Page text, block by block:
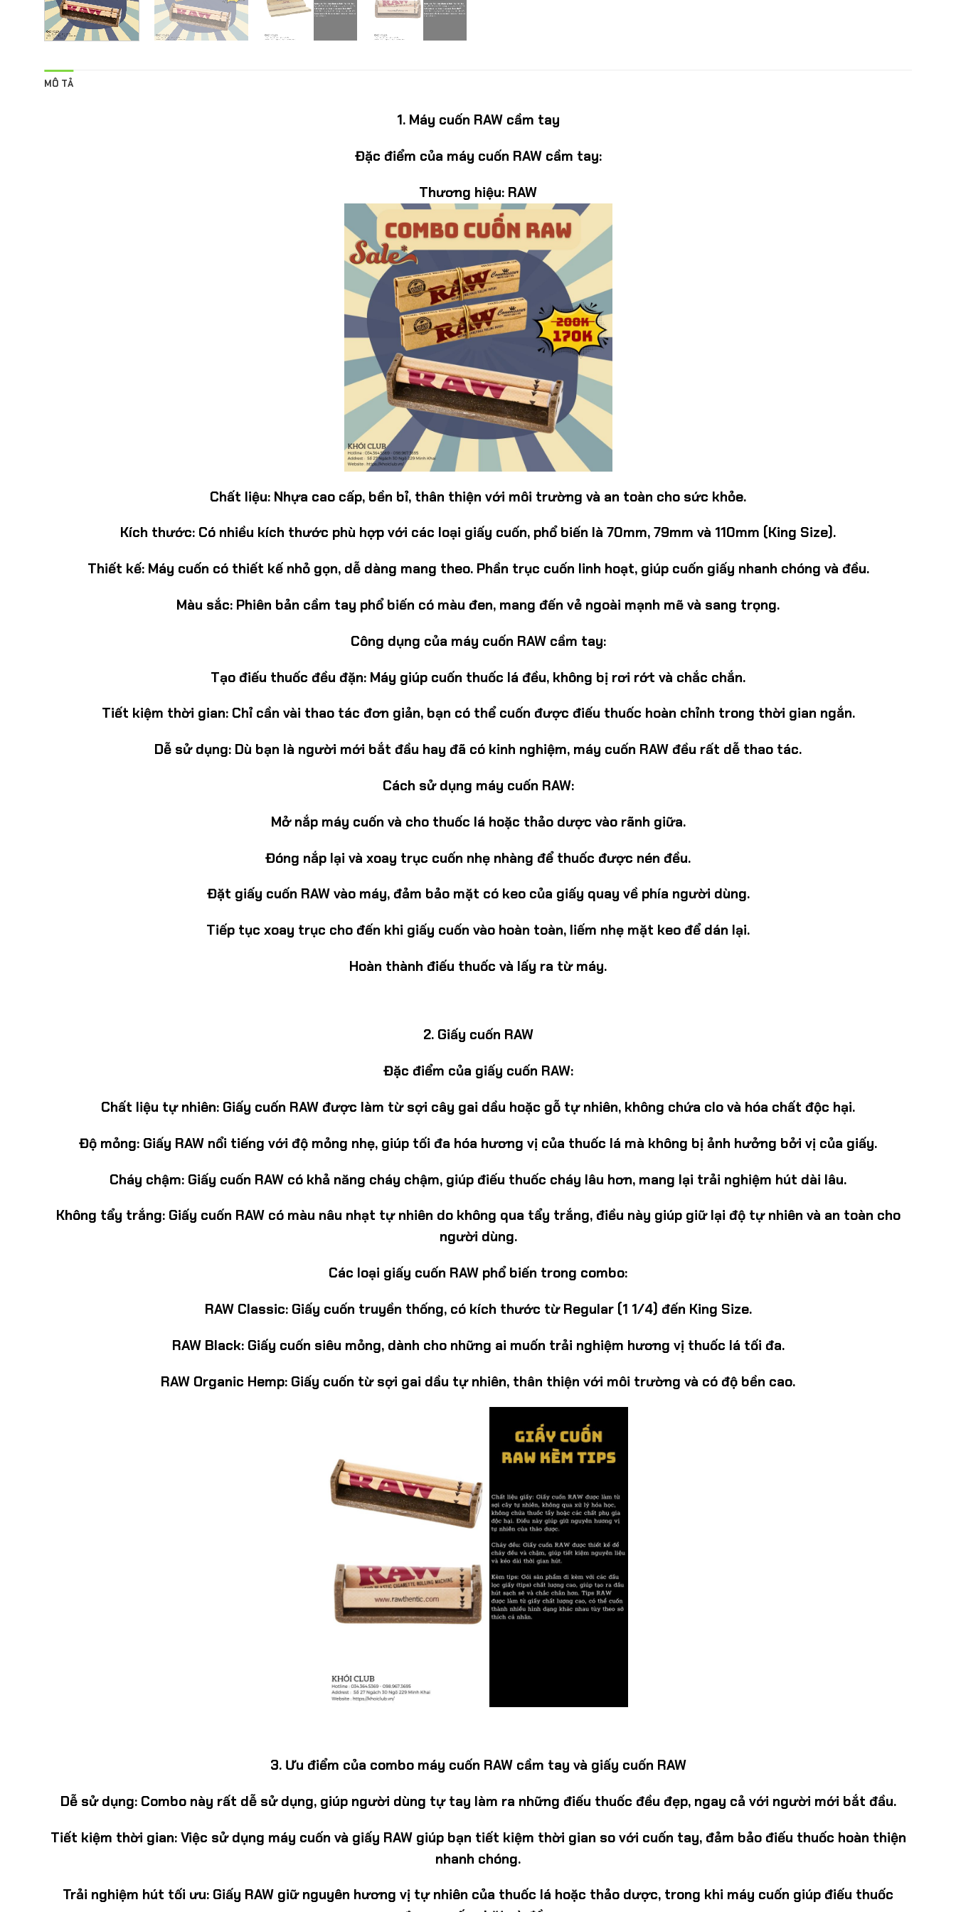
MÔ TẢ
1. Máy cuốn RAW cầm tay
Đặc điểm của máy cuốn RAW cầm tay:
Thương hiệu: RAW
Chất liệu: Nhựa cao cấp, bền bỉ, thân thiện với môi trường và an toàn cho sức khỏe.
Kích thước: Có nhiều kích thước phù hợp với các loại giấy cuốn, phổ biến là 70mm, 79mm và 110mm (King Size).
Thiết kế:Máy cuốn có thiết kế nhỏ gọn, dễ dàng mang theo. Phần trục cuốn linh hoạt, giúp cuốn giấy nhanh chóng và đều.
Màu sắc: Phiên bản cầm tay phổ biến có màu đen, mang đến vẻ ngoài mạnh mẽ và sang trọng.
Công dụng của máy cuốn RAW cầm tay:
Tạo điếu thuốc đều đặn: Máy giúp cuốn thuốc lá đều, không bị rơi rớt và chắc chắn.
Tiết kiệm thời gian:Chỉ cần vài thao tác đơn giản, bạn có thể cuốn được điếu thuốc hoàn chỉnh trong thời gian ngắn.
Dễ sử dụng: Dù bạn là người mới bắt đầu hay đã có kinh nghiệm, máy cuốn RAW đều rất dễ thao tác.
Cách sử dụng máy cuốn RAW:
Mở nắp máy cuốn và cho thuốc lá hoặc thảo dược vào rãnh giữa.
Đóng nắp lại và xoay trục cuốn nhẹ nhàng để thuốc được nén đều.
Đặt giấy cuốn RAW vào máy, đảm bảo mặt có keo của giấy quay về phía người dùng.
Tiếp tục xoay trục cho đến khi giấy cuốn vào hoàn toàn, liếm nhẹ mặt keo để dán lại.
Hoàn thành điếu thuốc và lấy ra từ máy.
2. Giấy cuốn RAW
Đặc điểm của giấy cuốn RAW:
Chất liệu tự nhiên: Giấy cuốn RAW được làm từ sợi cây gai dầu hoặc gỗ tự nhiên, không chứa clo và hóa chất độc hại.
Độ mỏng: Giấy RAW nổi tiếng với độ mỏng nhẹ, giúp tối đa hóa hương vị của thuốc lá mà không bị ảnh hưởng bởi vị của giấy.
Cháy chậm: Giấy cuốn RAW có khả năng cháy chậm, giúp điếu thuốc cháy lâu hơn, mang lại trải nghiệm hút dài lâu.
Không tẩy trắng:Giấy cuốn RAW có màu nâu nhạt tự nhiên do không qua tẩy trắng, điều này giúp giữ lại độ tự nhiên và an toàn cho
người dùng.
Các loại giấy cuốn RAW phổ biến trong combo:
RAW Classic:Giấy cuốn truyền thống, có kích thước từ Regular (1 1/4) đến King Size.
RAW Black:Giấy cuốn siêu mỏng, dành cho những ai muốn trải nghiệm hương vị thuốc lá tối đa.
RAW Organic Hemp: Giấy cuốn từ sợi gai dầu tự nhiên, thân thiện với môi trường và có độ bền cao.
3. Ưu điểm của combo máy cuốn RAW cầm tay và giấy cuốn RAW
Dễ sử dụng:Combo này rất dễ sử dụng, giúp người dùng tự tay làm ra những điếu thuốc đều đẹp, ngay cả với người mới bắt đầu.
Tiết kiệm thời gian:Việc sử dụng máy cuốn và giấy RAW giúp bạn tiết kiệm thời gian so với cuốn tay, đảm bảo điếu thuốc hoàn thiện
nhanh chóng.
Trải nghiệm hút tối ưu: Giấy RAW giữ nguyên hương vị tự nhiên của thuốc lá hoặc thảo dược, trong khi máy cuốn giúp điếu thuốc